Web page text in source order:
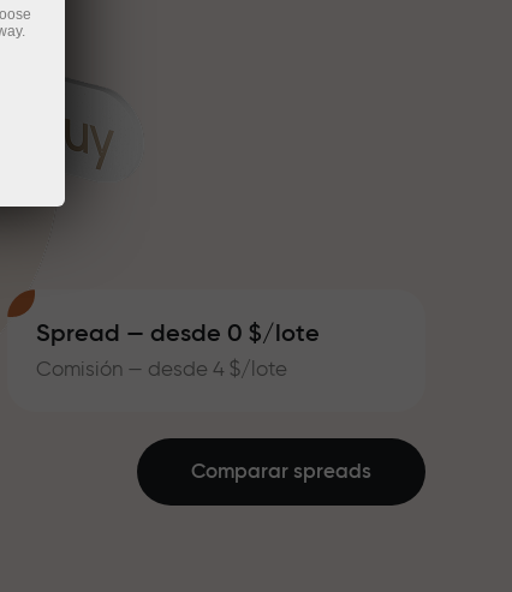
Spread — desde 0 $/lote
Comisión — desde 4 $/lote
Comparar spreads